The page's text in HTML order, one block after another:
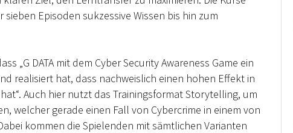
Episoden sukzessive Wissen bis hin zum
„G DATA mit dem Cyber Security Awareness Game ein
realisiert hat, dass nachweislich einen hohen Effekt in
Auch hier nutzt das Trainingsformat Storytelling, um
welcher gerade einen Fall von Cybercrime in einem von
kommen die Spielenden mit sämtlichen Varianten